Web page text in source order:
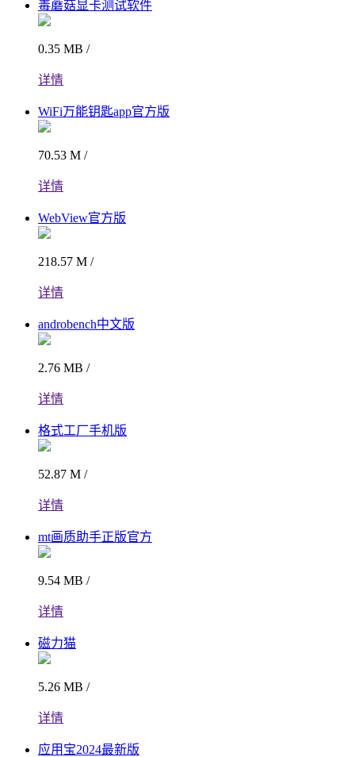
毒蘑菇显卡测试软件
0.35 MB /
详情
WiFi万能钥匙app官方版
70.53 M /
详情
WebView官方版
218.57 M /
详情
androbench中文版
2.76 MB /
详情
格式工厂手机版
52.87 M /
详情
mt画质助手正版官方
9.54 MB /
详情
磁力猫
5.26 MB /
详情
应用宝2024最新版